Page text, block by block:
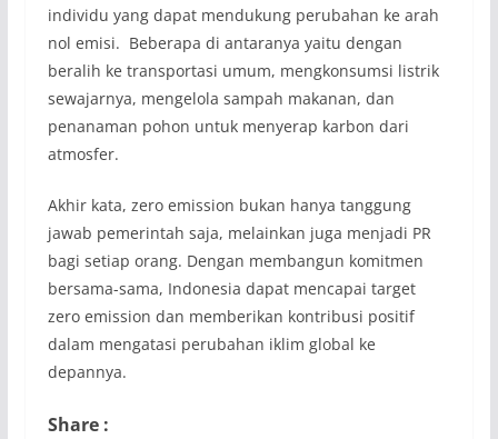
individu yang dapat mendukung perubahan ke arah
nol emisi. Beberapa di antaranya yaitu dengan
beralih ke transportasi umum, mengkonsumsi listrik
sewajarnya, mengelola sampah makanan, dan
penanaman pohon untuk menyerap karbon dari
atmosfer.
Akhir kata, zero emission bukan hanya tanggung
jawab pemerintah saja, melainkan juga menjadi PR
bagi setiap orang. Dengan membangun komitmen
bersama-sama, Indonesia dapat mencapai target
zero emission dan memberikan kontribusi positif
dalam mengatasi perubahan iklim global ke
depannya.
Share :